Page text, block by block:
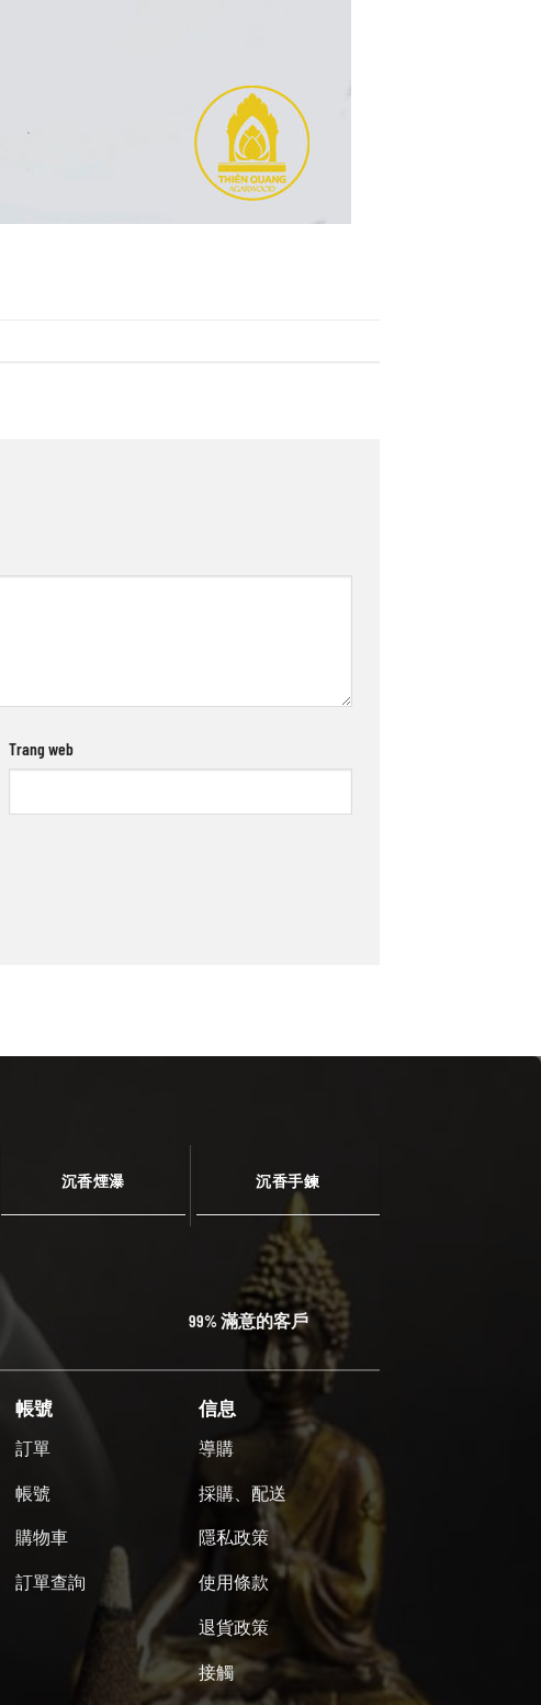
Trang web
沉香煙瀑 沉香手鍊
99% 滿意的客戶
帳號
訂單
帳號
購物車
訂單查詢
信息
導購
採購、配送
隱私政策
使用條款
退貨政策
接觸